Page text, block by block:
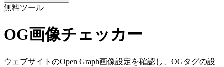
無料ツール
OG画像チェッカー
ウェブサイトのOpen Graph画像設定を確認し、OGタグの設